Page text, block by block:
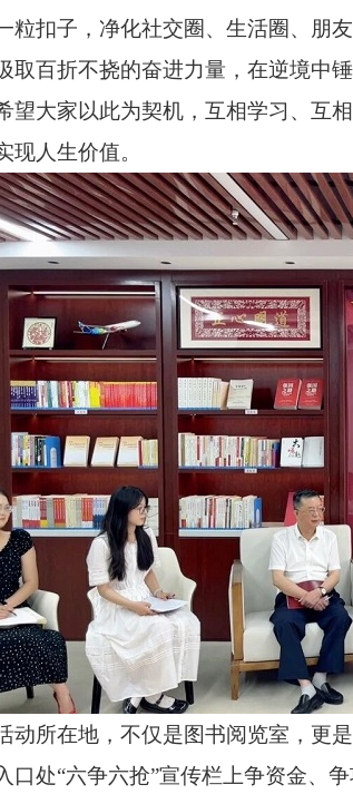
粒扣子，净化社交圈、生活圈、朋
取百折不挠的奋进力量，在逆境中
望大家以此为契机，互相学习、互
现人生价值。
动所在地，不仅是图书阅览室，更
口处“六争六抢”宣传栏上争资金、